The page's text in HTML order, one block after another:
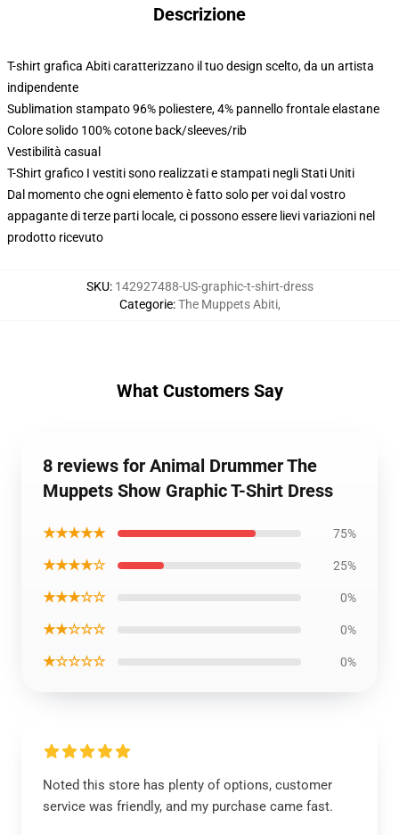
Descrizione
T-shirt grafica Abiti caratterizzano il tuo design scelto, da un artista
indipendente
Sublimation stampato 96% poliestere, 4% pannello frontale elastane
Colore solido 100% cotone back/sleeves/rib
Vestibilità casual
T-Shirt grafico I vestiti sono realizzati e stampati negli Stati Uniti
Dal momento che ogni elemento è fatto solo per voi dal vostro
appagante di terze parti locale, ci possono essere lievi variazioni nel
prodotto ricevuto
SKU: 142927488-US-graphic-t-shirt-dress
Categorie:The Muppets Abiti,
What Customers Say
8 reviews for Animal Drummer The
Muppets Show Graphic T-Shirt Dress
★★★★★ 75%
★★★★☆ 25%
★★★☆☆ 0%
★★☆☆☆ 0%
★☆☆☆☆ 0%
Noted this store has plenty of options, customer
service was friendly, and my purchase came fast.